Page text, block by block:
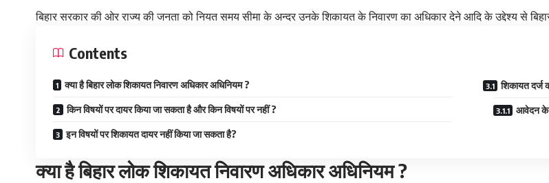
बिहार सरकार की ओर राज्य की जनता को नियत समय सीमा के अन्दर उनके शिकायत के निवारण का अधिकार देने आदि के उद्देश्य से
Contents
क्या है बिहार लोक शिकायत निवारण अधिकार अधिनियम ?
किन विषयों पर दायर किया जा सकता है और किन विषयों पर नहीं ?
इन विषयों पर शिकायत दायर नहीं किया जा सकता है?
शिकायत दर्ज
आवेदन के
क्या है बिहार लोक शिकायत निवारण अधिकार अधिनियम ?